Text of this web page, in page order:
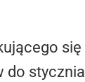
się
do stycznia